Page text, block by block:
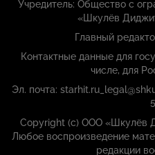
Учредитель: Общество с
«Шкулёв
Главный
Контактные данные для
числе, для
Эл. почта:
Copyright (с) ООО «Шкулёв
Любое воспроизведение
редакции